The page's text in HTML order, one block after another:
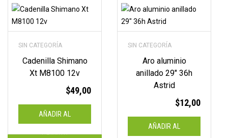
SIN CATEGORÍA
Cadenilla Shimano
Xt M8100 12v
$49,00
AÑADIR AL
CARRITO
SIN CATEGORÍA
Aro aluminio
anillado 29″ 36h
Astrid
$12,00
AÑADIR AL